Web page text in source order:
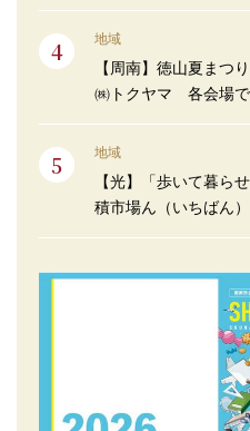
地域
【周南】徳山夏まつ
㈱トクヤマ 各会場
地域
【光】「歩いて暮ら
積市場ん（いちばん